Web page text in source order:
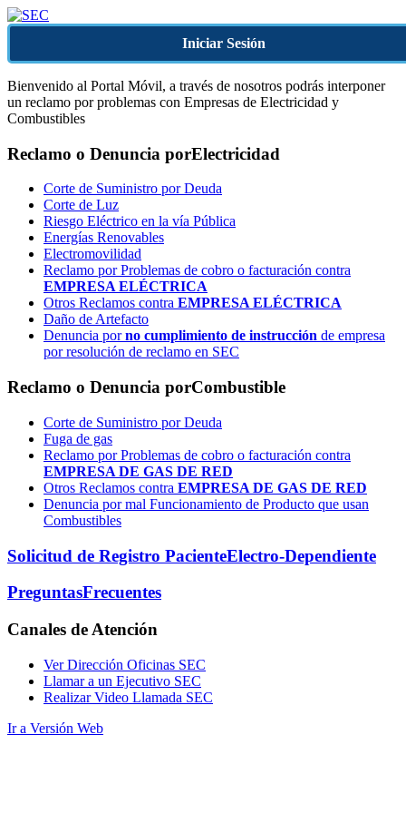
Iniciar Sesión
Bienvenido al Portal Móvil, a través de nosotros podrás interponer
un reclamo por problemas con Empresas de Electricidad y
Combustibles
Reclamo o Denuncia porElectricidad
Corte de Suministro por Deuda
Corte de Luz
Riesgo Eléctrico en la vía Pública
Energías Renovables
Electromovilidad
Reclamo por Problemas de cobro o facturación contra
EMPRESA ELÉCTRICA
Otros Reclamos contra EMPRESA ELÉCTRICA
Daño de Artefacto
Denuncia porno cumplimiento de instrucción de empresa
por resolución de reclamo en SEC
Reclamo o Denuncia porCombustible
Corte de Suministro por Deuda
Fuga de gas
Reclamo por Problemas de cobro o facturación contra
EMPRESA DE GAS DE RED
Otros Reclamos contra EMPRESA DE GAS DE RED
Denuncia por mal Funcionamiento de Producto que usan
Combustibles
Solicitud de Registro PacienteElectro-Dependiente
PreguntasFrecuentes
Canales de Atención
Ver Dirección Oficinas SEC
Llamar a un Ejecutivo SEC
Realizar Video Llamada SEC
Ir a Versión Web